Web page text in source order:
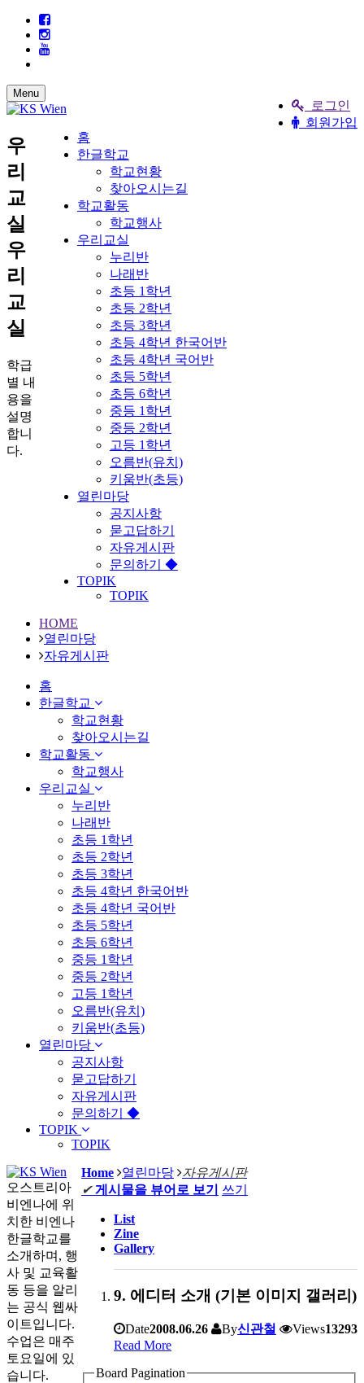
로그인
회원가입
Menu
홈
한글학교
학교현황
찾아오시는길
학교활동
학교행사
우리교실
누리반
나래반
초등 1학년
초등 2학년
초등 3학년
초등 4학년 한국어반
초등 4학년 국어반
초등 5학년
초등 6학년
중등 1학년
중등 2학년
고등 1학년
오름반(유치)
키움반(초등)
열린마당
공지사항
묻고답하기
자유게시판
문의하기 ◆
TOPIK
TOPIK
우
리
교
실
우
리
교
실
학급
별 내
용을
설명
합니
다.
HOME
열린마당
자유게시판
홈
한글학교
학교현황
찾아오시는길
학교활동
학교행사
우리교실
누리반
나래반
초등 1학년
초등 2학년
초등 3학년
초등 4학년 한국어반
초등 4학년 국어반
초등 5학년
초등 6학년
중등 1학년
중등 2학년
고등 1학년
오름반(유치)
키움반(초등)
열린마당
공지사항
묻고답하기
자유게시판
문의하기 ◆
TOPIK
TOPIK
Home 열린마당
자유게시판
✔ 게시물을 뷰어로 보기 쓰기
List
Zine
Gallery
9. 에디터 소개 (기본 이미지 갤러리)
Date2008.06.26 By신관철 Views13293
Read More
Board Pagination
오스트리아
비엔나에 위
치한 비엔나
한글학교를
소개하며, 행
사 및 교육활
동 등을 알리
는 공식 웹싸
이트입니다.
수업은 매주
토요일에 있
습니다.